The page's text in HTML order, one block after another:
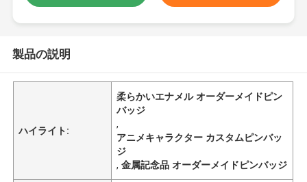
製品の説明
ハイライト:
柔らかいエナメル オーダーメイドピン
バッジ
,
アニメキャラクター カスタムピンバッ
ジ
,金属記念品 オーダーメイドピンバッジ